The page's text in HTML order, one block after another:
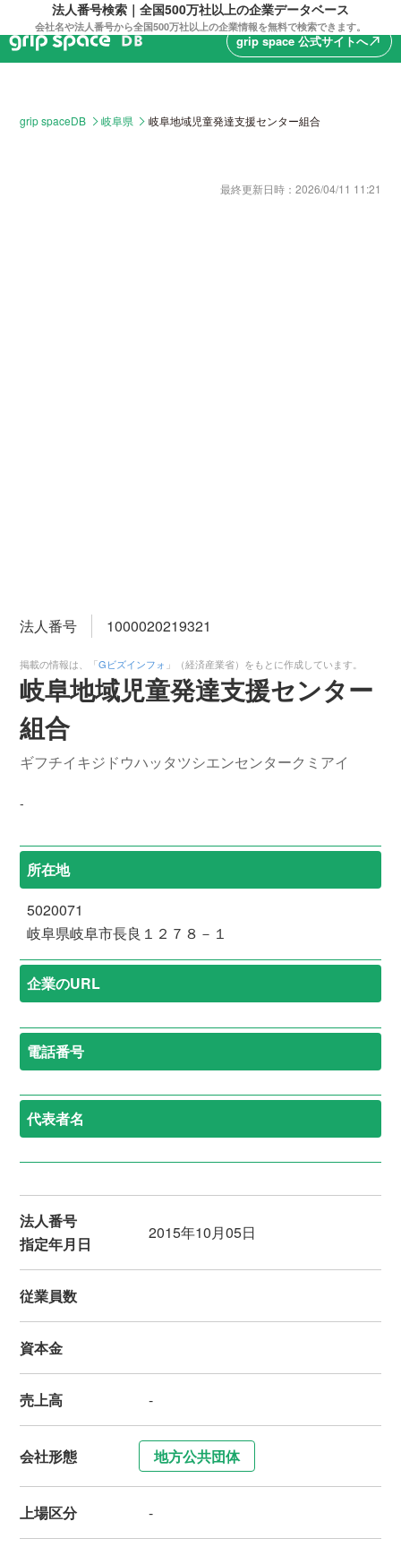
法人番号検索｜全国500万社以上の企業データベース
会社名や法人番号から全国500万社以上の企業情報を無料で検索できます。
grip space 公式サイトへnorth_east
grip spaceDB 岐阜県 岐阜地域児童発達支援センター組合
最終更新日時： 2026/04/11 11:21
法人番号 1000020219321
掲載の情報は、「Gビズインフォ 」（経済産業省）をもとに作成しています。
岐阜地域児童発達支援センター
組合
ギフチイキジドウハッタツシエンセンタークミアイ
-
所在地
5020071
岐阜県岐阜市長良１２７８－１
企業のURL
電話番号
代表者名
法人番号
指定年月日
2015年10月05日
従業員数
資本金
売上高 -
会社形態 地方公共団体
上場区分 -